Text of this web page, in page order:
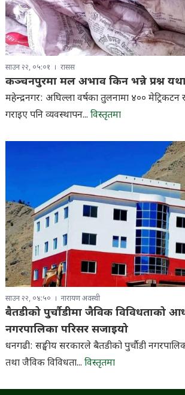
साउन २२, ०५:०१ रासस
कञ्चनपुरमा मल अभाव किन भन्ने प्रश्न
महेन्द्रनगर: अघिल्ला वर्षका तुलनामा ४००
गराइए पनि व्यवस्थापन... विस्तृतमा
साउन २२, ०४:५० नारायण अवस्थी
बैतडीको पुर्चौडीमा जैविक विविधताको
नगरपालिका परिसर सजाइयो
धनगढी: सङ्घीय सरकारले बैतडीको पुर्चौडी
तथा जैविक विविधता... विस्तृतमा